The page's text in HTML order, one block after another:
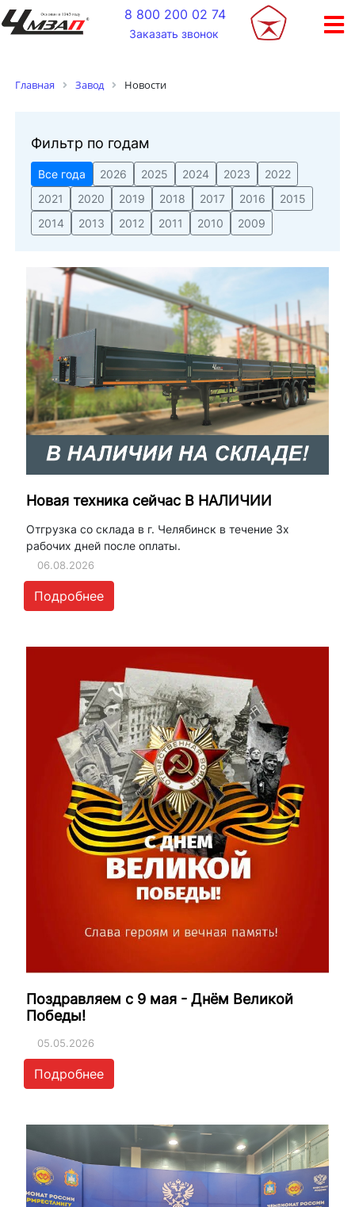
8 800 200 02 74
Заказать звонок
Главная Завод Новости
Фильтр по годам
Все года 2026 2025 2024 2023
2022
2021
2020 2019 2018 2017 2016
2015
2014
2013 2012 2011 2010 2009
Новая техника сейчас В НАЛИЧИИ
Отгрузка со склада в г. Челябинск в течение 3х
рабочих дней после оплаты.
06.08.2026
Подробнее
Поздравляем с 9 мая - Днём Великой
Победы!
05.05.2026
Подробнее